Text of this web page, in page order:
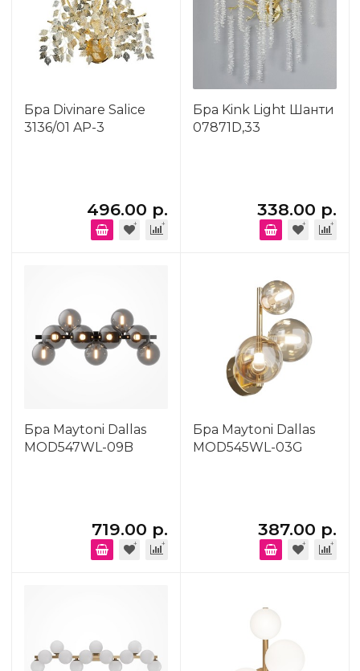
Бра Divinare Salice
3136/01 AP-3
496.00 р.
Бра Kink Light Шанти
07871D,33
338.00 р.
Бра Maytoni Dallas
MOD547WL-09B
719.00 р.
Бра Maytoni Dallas
MOD545WL-03G
387.00 р.